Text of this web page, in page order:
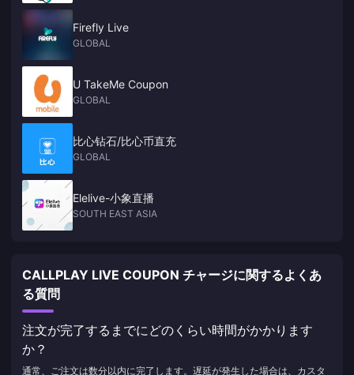
Firefly Live
GLOBAL
U TakeMe Coupon
GLOBAL
比心钻石/比心币直充
GLOBAL
Elelive-小象直播
SOUTH EAST ASIA
CALLPLAY LIVE COUPON チャージに関するよくあ
る質問
注文が完了するまでにどのくらい時間がかかります
か？
通常、ご注文は数分以内に完了します。遅延が発生した場合は、カスタ